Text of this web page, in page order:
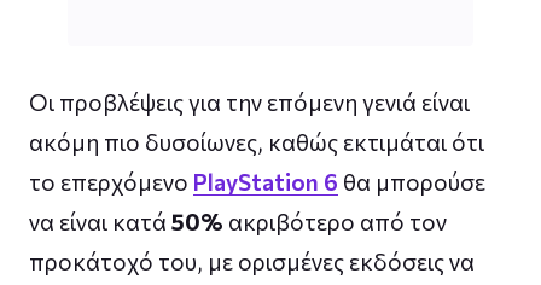
Οι προβλέψεις για την επόμενη γενιά είναι
ακόμη πιο δυσοίωνες, καθώς εκτιμάται ότι
το επερχόμενο PlayStation 6 θα μπορούσε
να είναι κατά 50% ακριβότερο από τον
προκάτοχό του, με ορισμένες εκδόσεις να